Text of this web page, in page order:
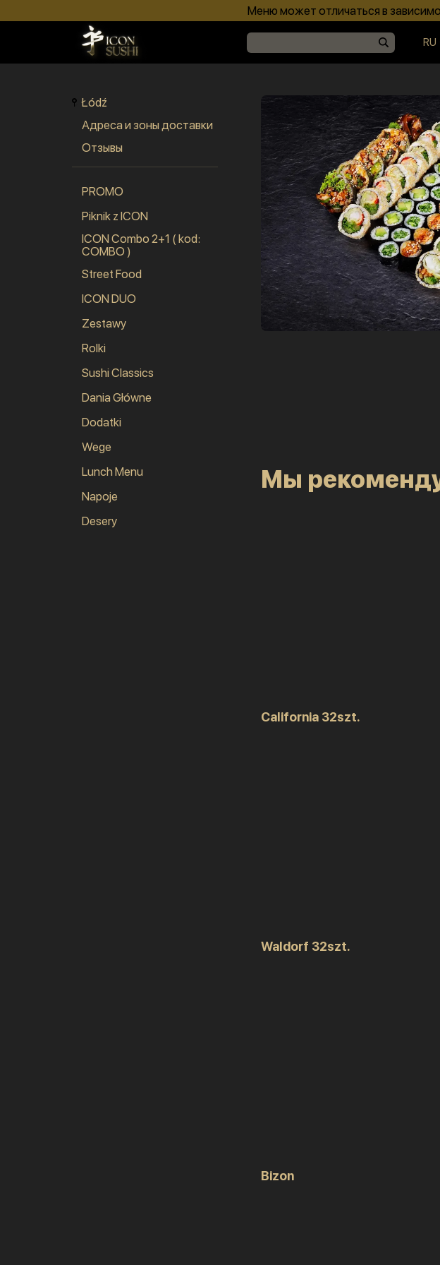
Меню может отличаться в
RU
Łódź
Адреса и зоны доставки
Отзывы
PROMO
Piknik z ICON
ICON Combo 2+1 ( kod:
COMBO )
Street Food
ICON DUO
Zestawy
Rolki
Sushi Classics
Dania Główne
Dodatki
Wege
Lunch Menu
Napoje
Desery
Мы
California 32szt.
Waldorf 32szt.
Bizon